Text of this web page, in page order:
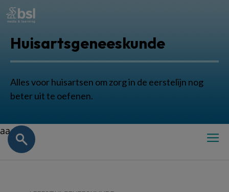
Huisartsgeneeskunde
Alles voor huisartsen om zorg in de eerstelijn nog
beter uit te oefenen.
aa